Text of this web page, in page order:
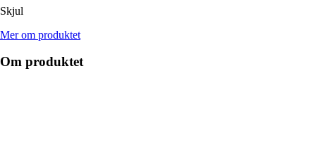
Skjul
Mer om produktet
Om produktet